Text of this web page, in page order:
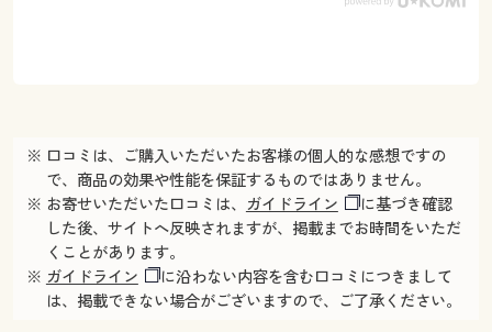
※ 口コミは、ご購入いただいたお客様の個人的な感想ですの
で、商品の効果や性能を保証するものではありません。
※ お寄せいただいた口コミは、 ガイドライン
に基づき確認
した後、サイトへ反映されますが、掲載までお時間をいただ
くことがあります。
※ ガイドライン
に沿わない内容を含む口コミにつきまして
は、掲載できない場合がございますので、ご了承ください。